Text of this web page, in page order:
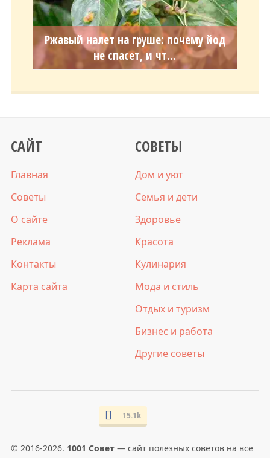
Ржавый налет на груше: почему йод
не спасет, и чт...
САЙТ
Главная
Советы
О сайте
Реклама
Контакты
Карта сайта
СОВЕТЫ
Дом и уют
Семья и дети
Здоровье
Красота
Кулинария
Мода и стиль
Отдых и туризм
Бизнес и работа
Другие советы
15.1k
© 2016-2026. 1001 Совет— сайт полезных советов на все